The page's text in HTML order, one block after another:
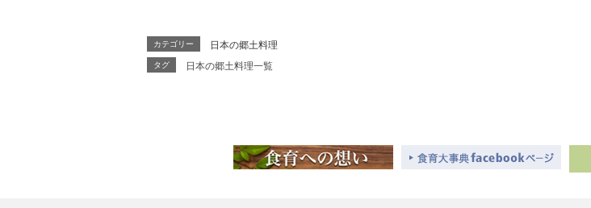
カテゴリー 日本の郷土料理
タグ 日本の郷土料理一覧